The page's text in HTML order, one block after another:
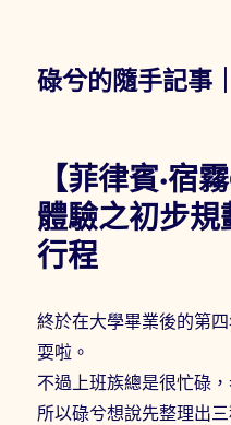
碌兮的隨手記
【菲律賓·宿
體驗之初步
行程
終於在大學畢業後的第
耍啦。
不過上班族總是很忙碌
所以碌兮想說先整理出